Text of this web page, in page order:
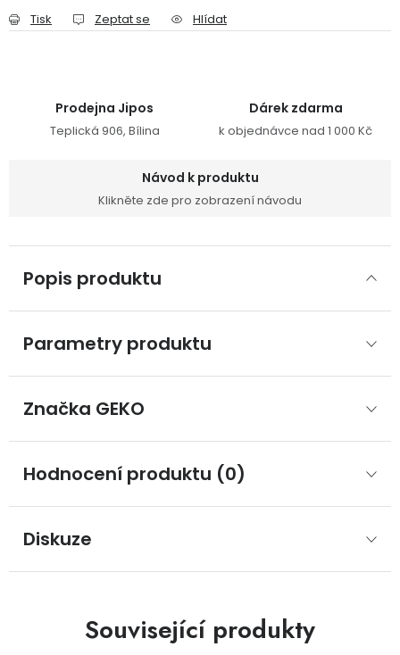
Tisk Zeptat se Hlídat
Prodejna Jipos
Teplická 906, Bílina
Dárek zdarma
k objednávce nad 1 000 Kč
Návod k produktu
Klikněte zde pro zobrazení návodu
Popis produktu
Parametry produktu
Značka GEKO
Hodnocení produktu (0)
Diskuze
Související produkty